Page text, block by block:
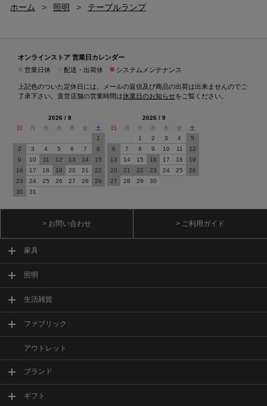
ホーム > 照明 > テーブルランプ
オンラインストア 営業日カレンダー
営業日休 配送・出荷休 ■ システムメンテナンス
上記色のついた定休日には、メールの返信及び商品の出荷は出来ませんのでご
了承下さい。直営店舗の営業時間は休業日のお知らせをご覧ください。
2026 / 8
日
月 火 水 木 金
土
1
2
3 4 5 6 7
8
9
10 11 12 13 14
15
16
17 18 19 20 21
22
23
24 25 26 27 28
29
30
31
2026 / 9
日
月 火 水 木 金
土
1
2 3 4
5
6
7 8 9 10 11
12
13
14 15 16 17 18
19
20
21 22 23 24 25
26
27
28 29 30
> お問い合わせ > ご利用ガイド
家具
照明
生活雑貨
ファブリック
アウトレット
ブランド
ギフト